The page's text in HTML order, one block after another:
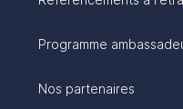
Programme
Nos partenaires